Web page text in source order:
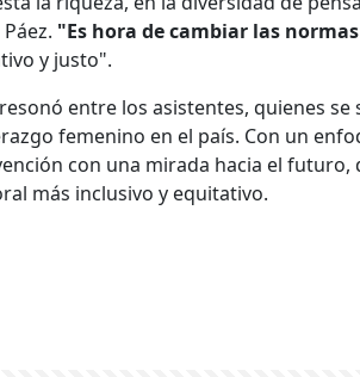
"Es hora de cambiar las
y justo".
entre los asistentes, quienes
femenino en el país. Con un
con una mirada hacia el
más inclusivo y equitativo.